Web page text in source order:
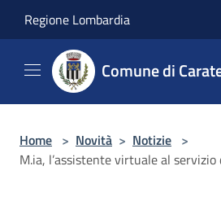
Regione Lombardia
Comune di
Home > Novità > Notizie >
M.ia, l’assistente virtuale al